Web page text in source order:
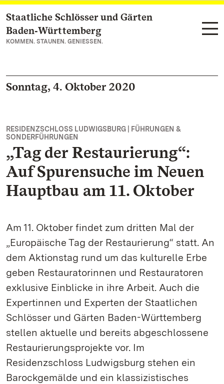
Zum Hauptinhalt springen
Staatliche Schlösser und Gärten
Baden‑Württemberg
KOMMEN. STAUNEN. GENIESSEN.
Sonntag, 4. Oktober 2020
RESIDENZSCHLOSS LUDWIGSBURG | FÜHRUNGEN &
SONDERFÜHRUNGEN
„Tag der Restaurierung“:
Auf Spurensuche im Neuen
Hauptbau am 11. Oktober
Am 11. Oktober findet zum dritten Mal der
„Europäische Tag der Restaurierung“ statt. An
dem Aktionstag rund um das kulturelle Erbe
geben Restauratorinnen und Restauratoren
exklusive Einblicke in ihre Arbeit. Auch die
Expertinnen und Experten der Staatlichen
Schlösser und Gärten Baden-Württemberg
stellen aktuelle und bereits abgeschlossene
Restaurierungsprojekte vor. Im
Residenzschloss Ludwigsburg stehen ein
Barockgemälde und ein klassizistisches